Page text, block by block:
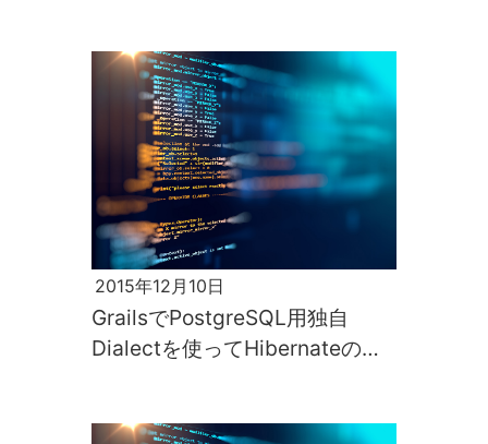
2015年12月10日
GrailsでPostgreSQL用独自
Dialectを使ってHibernateのデ